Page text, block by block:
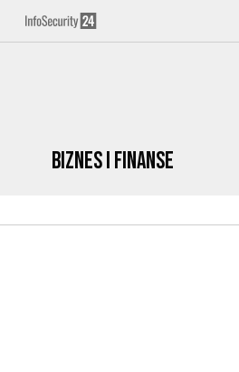
Biznes i Finanse